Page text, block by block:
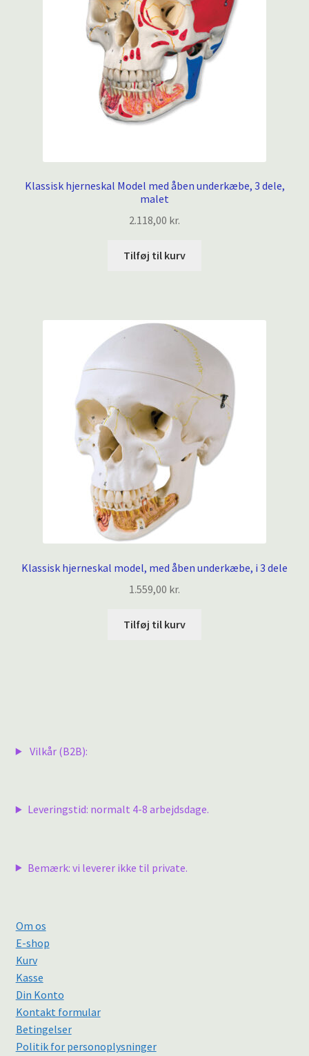
Klassisk hjerneskal Model med åben underkæbe, 3 dele,
malet
2.118,00 kr.
Tilføj til kurv
Klassisk hjerneskal model, med åben underkæbe, i 3 dele
1.559,00 kr.
Tilføj til kurv
Vilkår (B2B):
Leveringstid: normalt 4-8 arbejdsdage.
Bemærk: vi leverer ikke til private.
Om os
E-shop
Kurv
Kasse
Din Konto
Kontakt formular
Betingelser
Politik for personoplysninger